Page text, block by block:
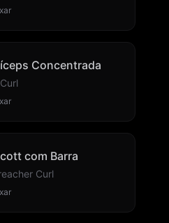
Concentrada
com Barra
Curl